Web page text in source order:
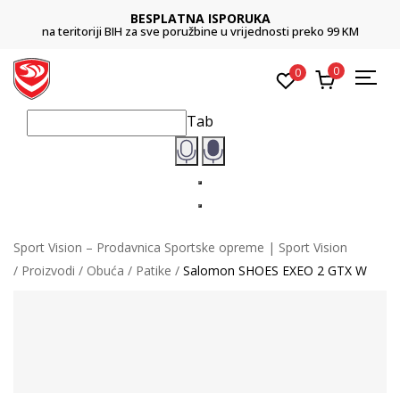
BESPLATNA ISPORUKA
na teritoriji BIH za sve poružbine u vrijednosti preko 99 KM
0 0
Tab
Sport Vision – Prodavnica Sportske opreme | Sport Vision
Proizvodi
Obuća Patike Salomon SHOES EXEO 2 GTX W